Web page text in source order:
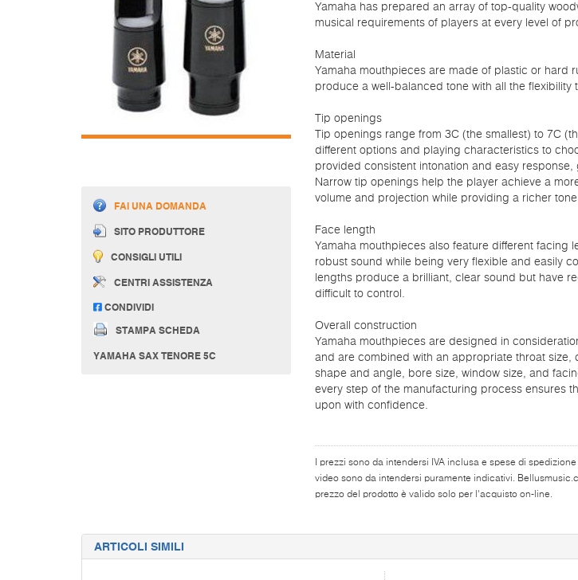
FAI UNA DOMANDA
SITO PRODUTTORE
CONSIGLI UTILI
CENTRI ASSISTENZA
CONDIVIDI
STAMPA SCHEDA
YAMAHA SAX TENORE 5C
Yamaha has prepared an array of top-quality
musical requirements of players at every level of
Material
Yamaha mouthpieces are made of plastic or hard
produce a well-balanced tone with all the flexibility
Tip openings
Tip openings range from 3C (the smallest) to 7C
different options and playing characteristics to
provided consistent intonation and easy
Narrow tip openings help the player achieve a
volume and projection while providing a richer
Face length
Yamaha mouthpieces also feature different facing
robust sound while being very flexible and easily
lengths produce a brilliant, clear sound but have
difficult to control.
Overall construction
Yamaha mouthpieces are designed in
and are combined with an appropriate throat size,
shape and angle, bore size, window size, and
every step of the manufacturing process ensures
upon with confidence.
I prezzi sono da intendersi IVA inclusa e spese di
video sono da intendersi puramente indicativi.
prezzo del prodotto è valido solo per l'acquisto on-line.
ARTICOLI SIMILI